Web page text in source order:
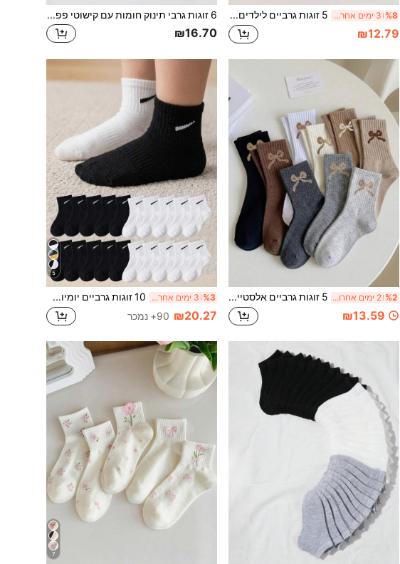
%8 3 ימים אחרונים 5 זוגות גרביים לילדים סתיו/חורף עם פפיון, נקודות פולקה, פרחוני תלת מימדי לבנות אלסטיות עד אמצע השוק, מתאימות לתלבושת בית ספר וללבוש חוץ
₪12.79
6 זוגות גרבי תינוק חומות עם קישוטי פפיון, רכות ונוחות עד אמצע השוק עם קפלים בשולי הבד, חמות לסתיו/חורף, מתאימות ללבישה יומיומית
₪16.70
%2 2 ימים אחרונים 5 זוגות גרביים אלסטיים עד מחצית השוק לילדים עם פפיון, סגנון יומיומי, דגמים אקראיים לסתיו/חורף, מתאימים למדי בית ספר וללבוש חוץ
₪13.59
5
%3 3 ימים אחרונים 10 זוגות גרביים יומיומיים לילדים עד אמצע השוק, גרביים לבנים, גרביים שחורים, עמידים לריח, ספורט, נושמים, סופגי לחות, מתאימים לגילאי 1-16
₪20.27 90+ נמכר
7